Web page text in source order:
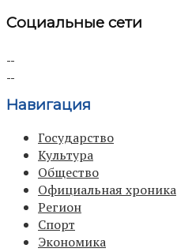
Социальные сети
Навигация
Государство
Культура
Общество
Официальная хроника
Регион
Спорт
Экономика